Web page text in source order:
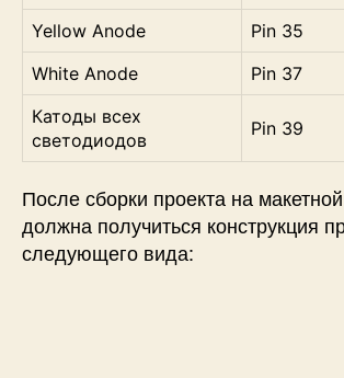
Yellow Anode
Pin 35
White Anode
Pin 37
Катоды всех
светодиодов
Pin 39
После сборки проекта на
должна получиться конструкция
следующего вида: